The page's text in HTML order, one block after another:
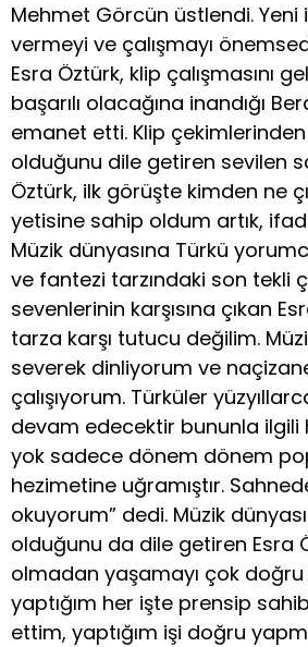
Mehmet Görcün üstlendi. Yeni
vermeyi ve çalışmayı
Esra Öztürk, klip çalışmasını
başarılı olacağına inandığı
emanet etti. Klip
olduğunu dile getiren sevilen
Öztürk, ilk görüşte kimden ne
yetisine sahip oldum artık,
Müzik dünyasına Türkü
ve fantezi tarzındaki son tekli
sevenlerinin karşısına çıkan
tarza karşı tutucu değilim.
severek dinliyorum ve
çalışıyorum. Türküler
devam edecektir bununla ilgili
yok sadece dönem dönem
hezimetine uğramıştır.
okuyorum” dedi. Müzik
olduğunu da dile getiren Esra
olmadan yaşamayı çok
yaptığım her işte prensip
ettim, yaptığım işi doğru